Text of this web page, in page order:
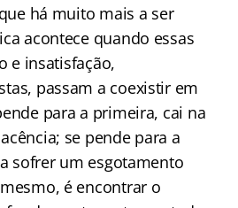
há muito mais a ser
acontece quando essas
e insatisfação,
passam a coexistir em
para a primeira, cai na
se pende para a
sofrer um esgotamento
é encontrar o